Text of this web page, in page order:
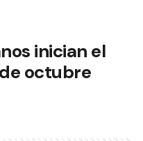
inician el
octubre